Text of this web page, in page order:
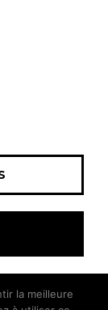
légales
la meilleure